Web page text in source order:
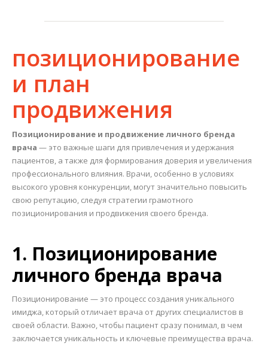
позиционирование
и план
продвижения
Позиционирование и продвижение личного бренда
врача — это важные шаги для привлечения и удержания
пациентов, а также для формирования доверия и увеличения
профессионального влияния. Врачи, особенно в условиях
высокого уровня конкуренции, могут значительно повысить
свою репутацию, следуя стратегии грамотного
позиционирования и продвижения своего бренда.
1. Позиционирование
личного бренда врача
Позиционирование — это процесс создания уникального
имиджа, который отличает врача от других специалистов в
своей области. Важно, чтобы пациент сразу понимал, в чем
заключается уникальность и ключевые преимущества врача.